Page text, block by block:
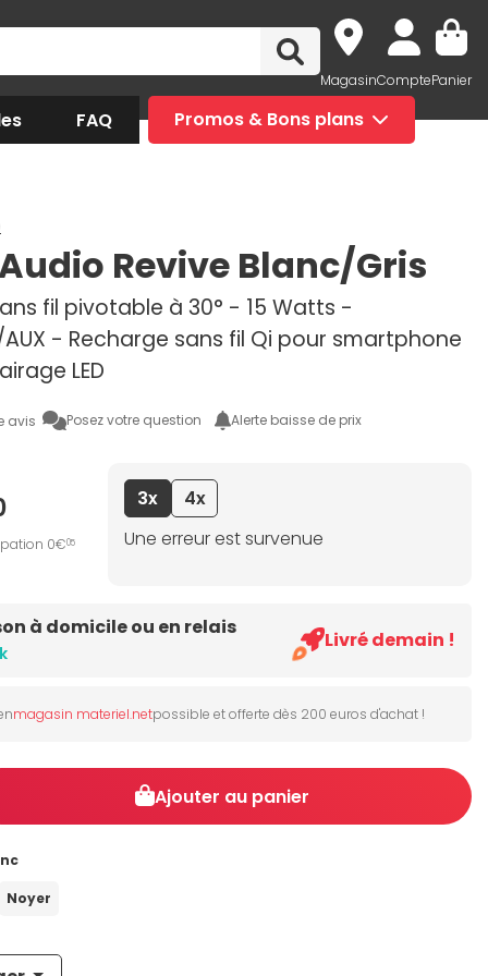
MagasinComptePanier
FAQ Promos & Bons plans
Revive Blanc/Gris
fil pivotable à 30° - 15 Watts -
- Recharge sans fil Qi pour smartphone
LED
avis Posez votre question Alerte baisse de prix
0€05
3x
4x
Une erreur est survenue
à domicile ou en relais
Livré demain !
magasin materiel.netpossible et offerte dès 200 euros d'achat !
Ajouter au panier
Noyer